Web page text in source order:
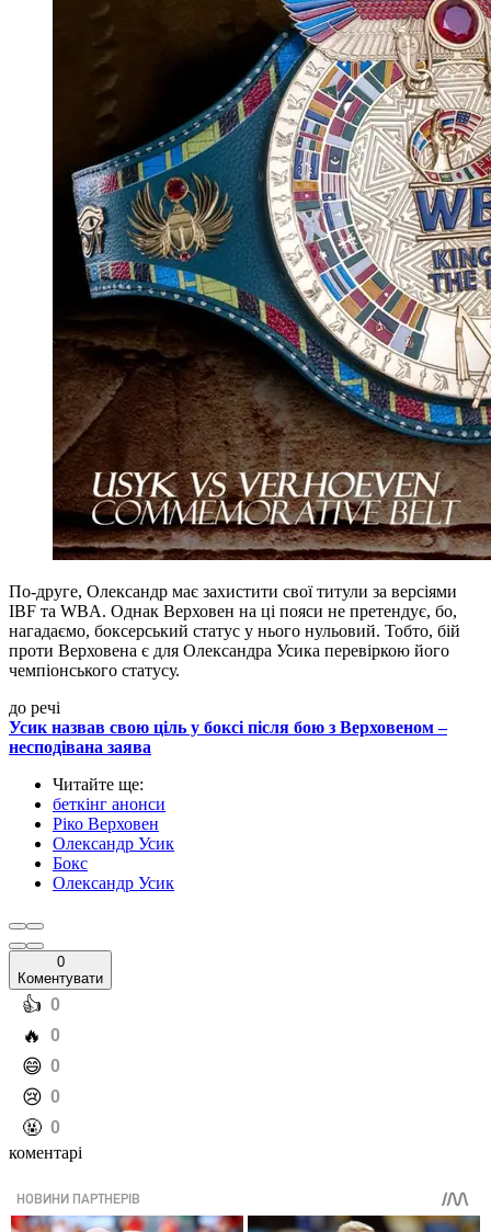
По-друге, Олександр має захистити свої титули за версіями
IBF та WBA. Однак Верховен на ці пояси не претендує, бо,
нагадаємо, боксерський статус у нього нульовий. Тобто, бій
проти Верховена є для Олександра Усика перевіркою його
чемпіонського статусу.
до речі
Усик назвав свою ціль у боксі після бою з Верховеном –
несподівана заява
Читайте ще:
беткінг анонси
Ріко Верховен
Олександр Усик
Бокс
Олександр Усик
0
Коментувати
️👍 0
️🔥 0
️😄 0
️😢 0
️🤬 0
коментарі